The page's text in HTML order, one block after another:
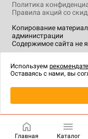
Копирование
администрации
Содержимое сайта не
Политика
Правила акций со
технологии.
Главная Каталог
Используем
Оставаясь с нами, вы